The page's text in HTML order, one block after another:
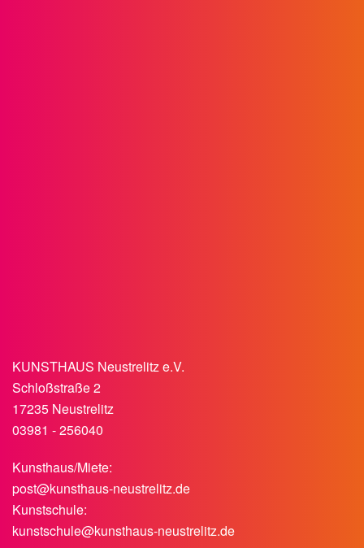
KUNSTHAUS Neustrelitz e.V.
Schloßstraße 2
17235 Neustrelitz
03981 - 256040
Kunsthaus/Miete:
post@kunsthaus-neustrelitz.de
Kunstschule:
kunstschule@kunsthaus-neustrelitz.de